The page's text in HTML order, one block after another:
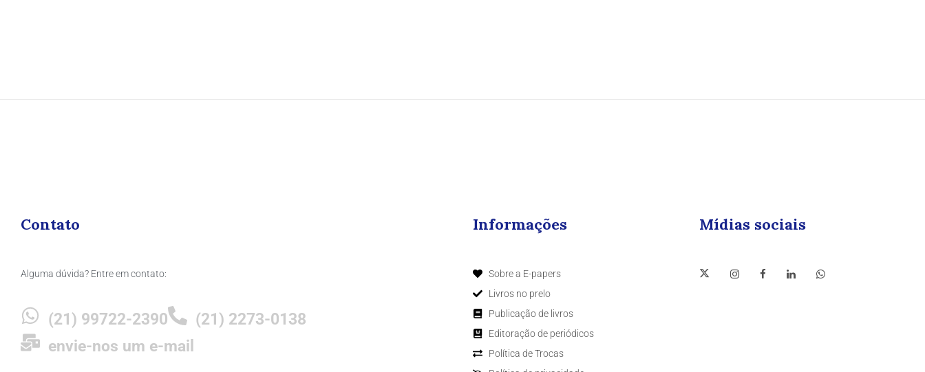
Contato
Alguma dúvida? Entre em contato:
(21) 99722-2390
(21) 2273-0138
envie-nos um e-mail
Informações
Sobre a E-papers
Livros no prelo
Publicação de livros
Editoração de periódicos
Política de Trocas
Mídias sociais